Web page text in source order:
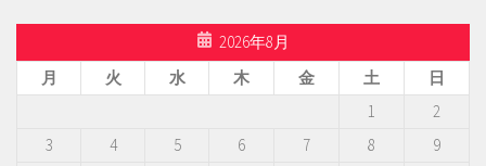
2026年8月
月
火 水 木 金 土
日
1
2
3
4 5 6 7 8
9